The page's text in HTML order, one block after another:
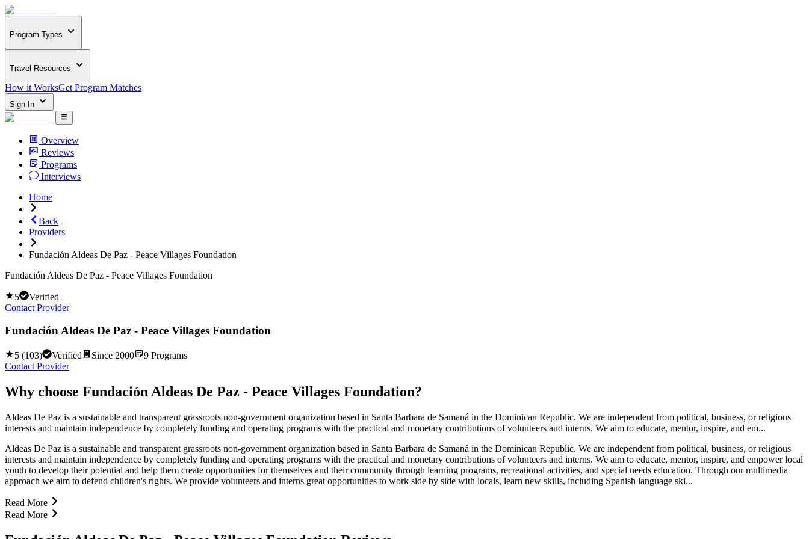
Program Types
Travel Resources
How it WorksGet Program Matches
Sign In
Overview
Reviews
Programs
Interviews
Home
Back
Providers
Fundación Aldeas De Paz - Peace Villages Foundation
Fundación Aldeas De Paz - Peace Villages Foundation
5
Verified
Contact Provider
Fundación Aldeas De Paz - Peace Villages Foundation
5 (103) Verified Since 2000 9 Programs
Contact Provider
Why choose Fundación Aldeas De Paz - Peace Villages Foundation?
Aldeas De Paz is a sustainable and transparent grassroots non-government organization based in Santa Barbara de Samaná in the Dominican Republic. We are independent from political, business, or religious
interests and maintain independence by completely funding and operating programs with the practical and monetary contributions of volunteers and interns. We aim to educate, mentor, inspire, and em...
Aldeas De Paz is a sustainable and transparent grassroots non-government organization based in Santa Barbara de Samaná in the Dominican Republic. We are independent from political, business, or religious
interests and maintain independence by completely funding and operating programs with the practical and monetary contributions of volunteers and interns. We aim to educate, mentor, inspire, and empower local
youth to develop their potential and help them create opportunities for themselves and their community through learning programs, recreational activities, and special needs education. Through our multimedia
approach we aim to defend children's rights. We provide volunteers and interns great opportunities to work side by side with locals, learn new skills, including Spanish language ski...
Read More
Read More